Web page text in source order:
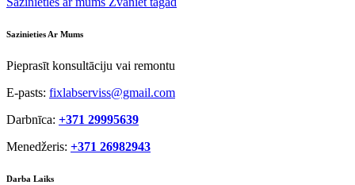
Sazinieties Ar Mums
Pieprasīt konsultāciju vai remontu
E-pasts: fixlabserviss@gmail.com
Darbnīca: +371 29995639
Menedžeris: +371 26982943
Darba Laiks